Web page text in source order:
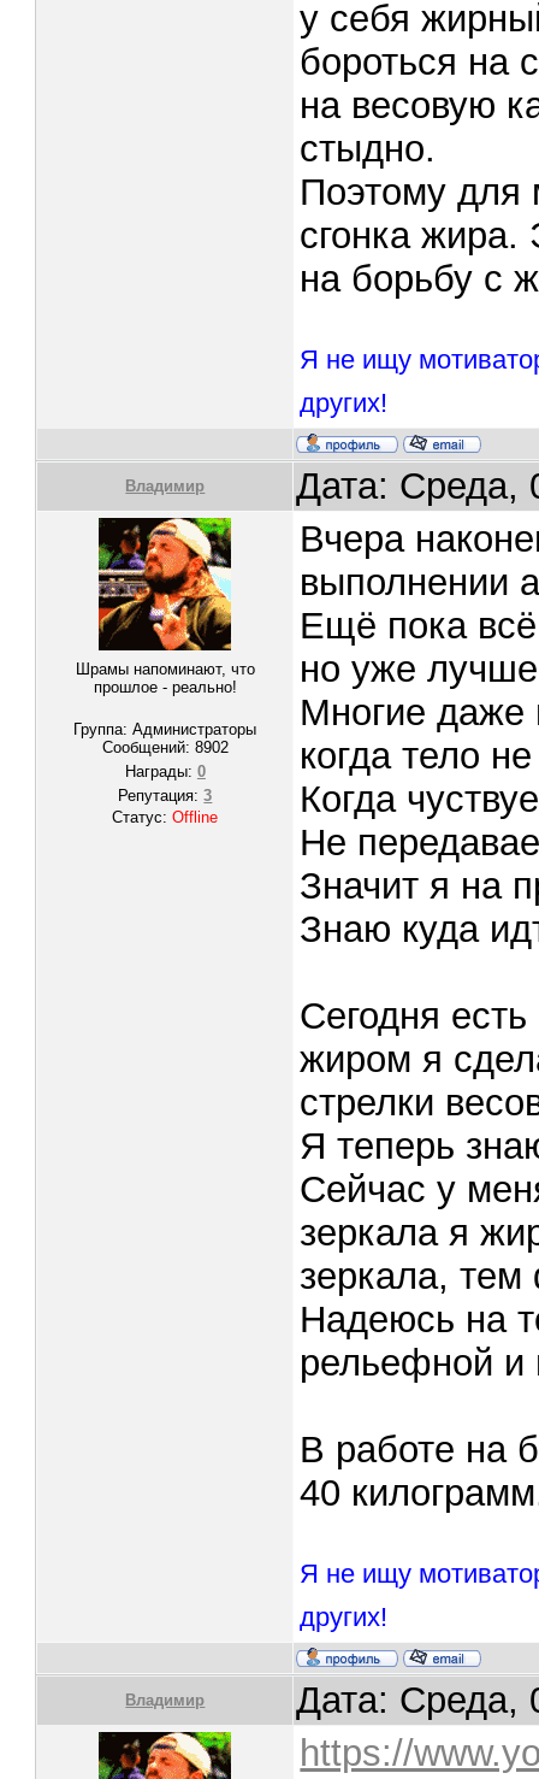
у себя
бороться на
на весовую
стыдно.
Поэтому для
сгонка
на борьбу с
Я не ищу
других!
Владимир Дата: Среда,
Шрамы напоминают, что
прошлое - реально!
Группа: Администраторы
Сообщений: 8902
Награды: 0
Репутация:3
Статус:Offline
Вчера
выполнении
Ещё пока
но уже
Многие даже
когда тело
Когда
Не
Значит я на
Знаю куда
Сегодня
жиром я
стрелки
Я теперь
Сейчас у
зеркала я
зеркала, тем
Надеюсь на
рельефной и
В работе на
40
Я не ищу
других!
Владимир Дата: Среда,
https://